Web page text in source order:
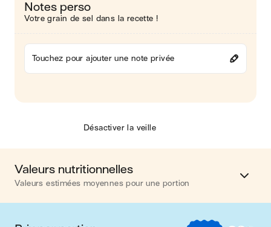
Notes perso
Votre grain de sel dans la recette !
Touchez pour ajouter une note privée
Désactiver la veille
Valeurs nutritionnelles
Valeurs estimées moyennes pour une portion
Calories 650 kcal